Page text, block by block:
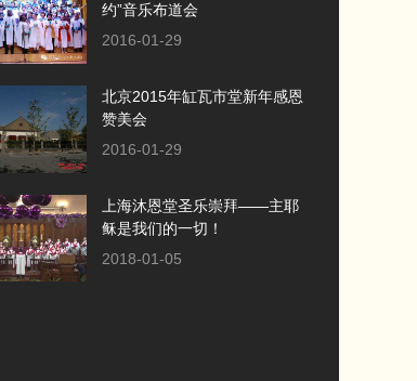
约”音乐布道会
2016-01-29
北京2015年缸瓦市堂新年感恩
赞美会
2016-01-29
上海沐恩堂圣乐崇拜——主耶
稣是我们的一切！
2018-01-05